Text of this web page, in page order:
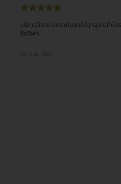
บริการดีมาก มีคนเดินพาไปทุกจุด มีที่นั่
ถึงลิฟท์
22 ธ.ค. 2022